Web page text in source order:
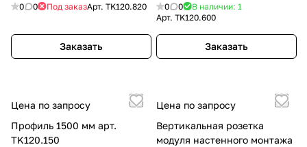
0 0 Под заказАрт. TK120.820
Заказать
0 0
В наличии: 1
Арт. TK120.600
Заказать
Цена по запросу
Профиль 1500 мм арт.
TK120.150
Цена по запросу
Вертикальная розетка
модуля настенного монтажа